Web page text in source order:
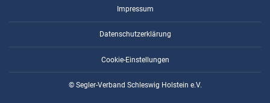
Impressum
Datenschutzerklärung
Cookie-Einstellungen
© Segler-Verband Schleswig Holstein e.V.